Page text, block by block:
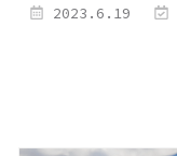
2023.6.19